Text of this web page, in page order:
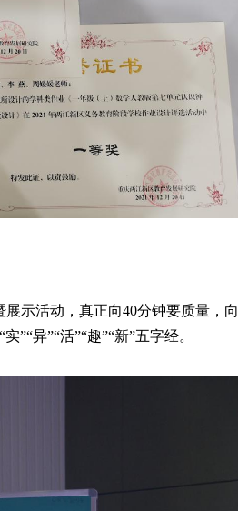
展示活动，真正向40分钟要质量，向
异”“活”“趣”“新”五字经。